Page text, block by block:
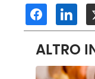
ALTRO